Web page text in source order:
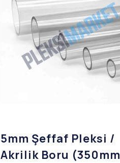
5mm Şeffaf Pleksi /
Akrilik Boru (350mm